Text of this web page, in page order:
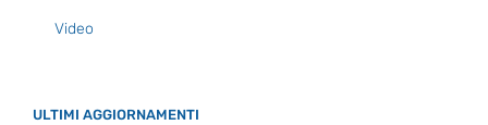
Video
ULTIMI AGGIORNAMENTI